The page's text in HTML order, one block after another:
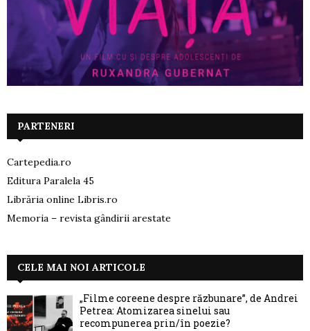
PARTENERI
Cartepedia.ro
Editura Paralela 45
Librăria online Libris.ro
Memoria – revista gândirii arestate
CELE MAI NOI ARTICOLE
„Filme coreene despre răzbunare”, de Andrei
Petrea: Atomizarea sinelui sau
recompunerea prin/în poezie?